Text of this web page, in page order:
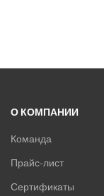
О КОМПАНИИ
Команда
Прайс-лист
Сертификаты